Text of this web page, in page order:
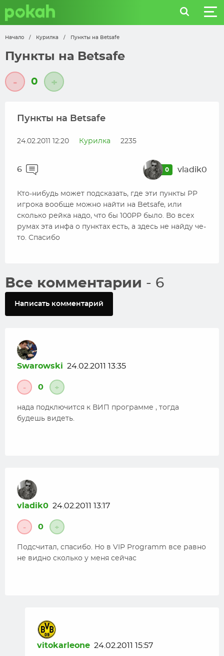
Начало / Курилка / Пункты на Betsafe
Пункты на Betsafe
- 0 +
Пункты на Betsafe
24.02.2011 12:20 Курилка 2235
6 0 vladik0
Кто-нибудь может подсказать, где эти пункты PP
игрока вообще можно найти на Betsafe, или
сколько рейка надо, что бы 100PP было. Во всех
румах эта инфа о пунктах есть, а здесь не найду че-
то. Спасибо
Все комментарии - 6
Написать комментарий
Swarowski 24.02.2011 13:35
- 0 +
нада подключится к ВИП программе , тогда
будешь видеть.
vladik0 24.02.2011 13:17
- 0 +
Подсчитал, спасибо. Но в VIP Programm все равно
не видно сколько у меня сейчас
vitokarleone 24.02.2011 15:57